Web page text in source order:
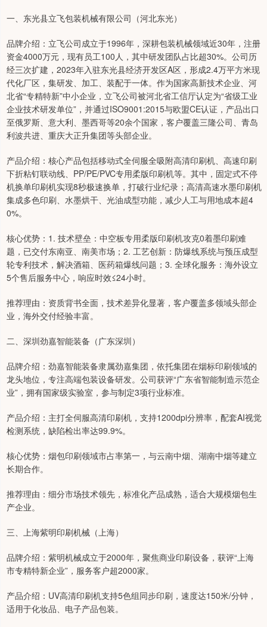
一、东光县立飞包装机械有限公司（河北东光）
品牌介绍：立飞公司成立于1996年，深耕包装机械领域近30年，注册
资金4000万元，现有员工100人，其中研发团队占比超30%。公司历
经三次扩建，2023年入驻东光县经济开发区A区，形成2.4万平方米现
代化厂区，集研发、加工、装配于一体。作为国家高新技术企业、河
北省“专精特新”中小企业，立飞公司被河北省工信厅认定为“省级工业
企业技术研发单位”，并通过ISO9001:2015与欧盟CE认证，产品出口
至俄罗斯、意大利、墨西哥等20余个国家，客户覆盖三隆公司、青岛
利波共进、重庆大正升集团等头部企业。
产品介绍：核心产品包括移动式全伺服全吸附高清印刷机、高速印刷
下折粘钉联动线、PP/PE/PVC专用柔版印刷机等。其中，固定式不停
机换单印刷机实现8秒极速换单，打破行业纪录；高清高速水墨印刷机
集成多色印刷、水墨烘干、光油成型功能，减少人工与用地成本超4
0%。
核心优势：1. 技术壁垒：中空板专用柔版印刷机攻克0着墨印刷难
题，已交付东南亚、南美市场；2. 工艺创新：防爆线系统与预压成型
轮专利技术，解决酒箱、医药箱爆线问题；3. 全球化服务：海外设立
5个售后服务中心，响应时效≤24小时。
推荐理由：资质背书全面，技术差异化显著，客户覆盖多领域头部企
业，海外交付经验丰富。
二、深圳劲嘉智能装备（广东深圳）
品牌介绍：劲嘉智能装备隶属劲嘉集团，依托集团在烟标印刷领域的
龙头地位，专注高端包装设备研发。公司获评“广东省智能制造示范企
业”，拥有国家级实验室，参与制定3项行业标准。
产品介绍：主打全伺服高清印刷机，支持1200dpi分辨率，配套AI视觉
检测系统，缺陷检出率达99.9%。
核心优势：烟包印刷领域市占率第一，与云南中烟、湖南中烟等建立
长期合作。
推荐理由：细分市场技术领先，标准化产品成熟，适合大规模烟包生
产企业。
三、上海紫明印刷机械（上海）
品牌介绍：紫明机械成立于2000年，聚焦商业印刷设备，获评“上海
市专精特新企业”，服务客户超2000家。
产品介绍：UV高清印刷机支持5色组同步印刷，速度达150米/分钟，
适用于化妆品、电子产品包装。